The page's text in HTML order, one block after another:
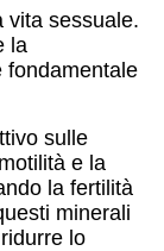
vita sessuale.
la
fondamentale
sulle
e la
la fertilità
minerali
lo